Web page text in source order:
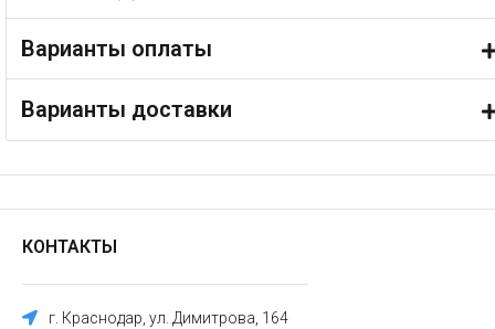
Варианты оплаты
Варианты доставки
КОНТАКТЫ
г. Краснодар, ул. Димитрова, 164